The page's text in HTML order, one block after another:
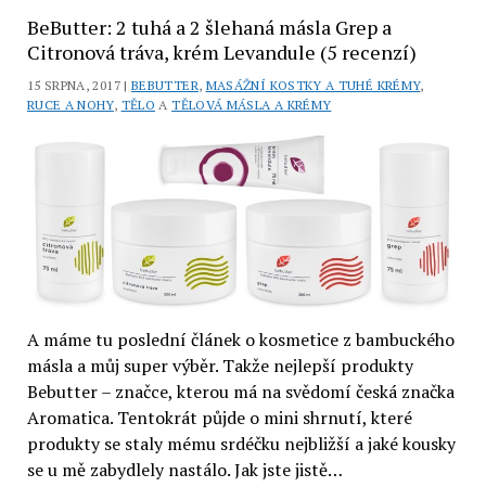
Musk
a
Levandulový
balzám
Kvitok
(2
recenze)
BeButter: 2 tuhá a 2 šlehaná másla Grep a
Citronová tráva, krém Levandule (5 recenzí)
15 SRPNA, 2017 |BEBUTTER, MASÁŽNÍ KOSTKY A TUHÉ KRÉMY,
RUCE A NOHY, TĚLO ATĚLOVÁ MÁSLA A KRÉMY
A máme tu poslední článek o kosmetice z bambuckého
másla a můj super výběr. Takže nejlepší produkty
Bebutter – značce, kterou má na svědomí česká značka
Aromatica. Tentokrát půjde o mini shrnutí, které
produkty se staly mému srdéčku nejbližší a jaké kousky
se u mě zabydlely nastálo. Jak jste jistě…